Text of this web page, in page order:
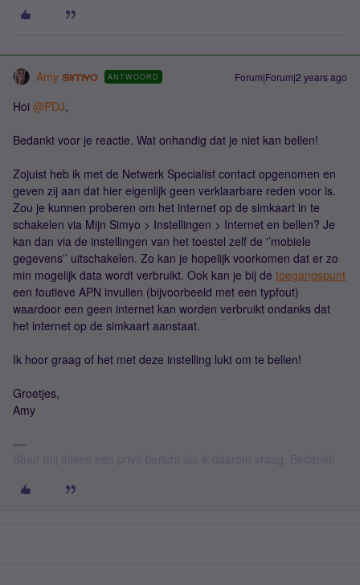
Amy ANTWOORD Forum|Forum|2 years ago
Hoi @PDJ,
Bedankt voor je reactie. Wat onhandig dat je niet kan bellen!
Zojuist heb ik met de Netwerk Specialist contact opgenomen en
geven zij aan dat hier eigenlijk geen verklaarbare reden voor is.
Zou je kunnen proberen om het internet op de simkaart in te
schakelen via Mijn Simyo > Instellingen > Internet en bellen? Je
kan dan via de instellingen van het toestel zelf de '’mobiele
gegevens'’ uitschakelen. Zo kan je hopelijk voorkomen dat er zo
min mogelijk data wordt verbruikt. Ook kan je bij de toegangspunt
een foutieve APN invullen (bijvoorbeeld met een typfout)
waardoor een geen internet kan worden verbruikt ondanks dat
het internet op de simkaart aanstaat.
Ik hoor graag of het met deze instelling lukt om te bellen!
Groetjes,
Amy